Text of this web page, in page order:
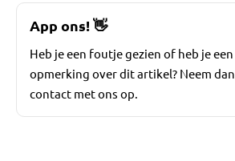
App ons!👋
Heb je een foutje gezien of heb je een
opmerking over dit artikel? Neem dan
contact met ons op.